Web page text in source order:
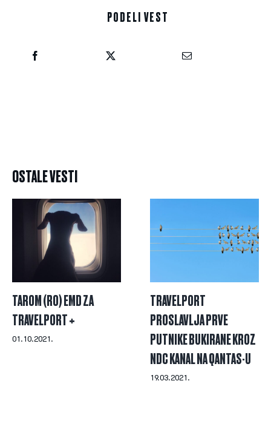
PODELI VEST
OSTALE VESTI
TAROM (RO) EMD ZA
TRAVELPORT +
01.10.2021.
TRAVELPORT
PROSLAVLJA PRVE
PUTNIKE BUKIRANE KROZ
NDC KANAL NA QANTAS-U
19.03.2021.